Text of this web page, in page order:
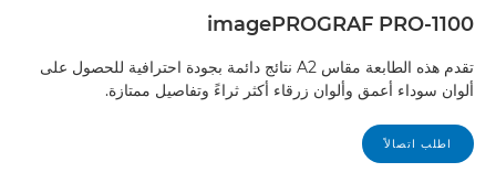
imagePROGRAF PRO-1100
تقدم هذه الطابعة مقاس A2 نتائج دائمة بجودة احترافية للحصول على
ألوان سوداء أعمق وألوان زرقاء أكثر ثراءً وتفاصيل ممتازة.
اطلب اتصالاً